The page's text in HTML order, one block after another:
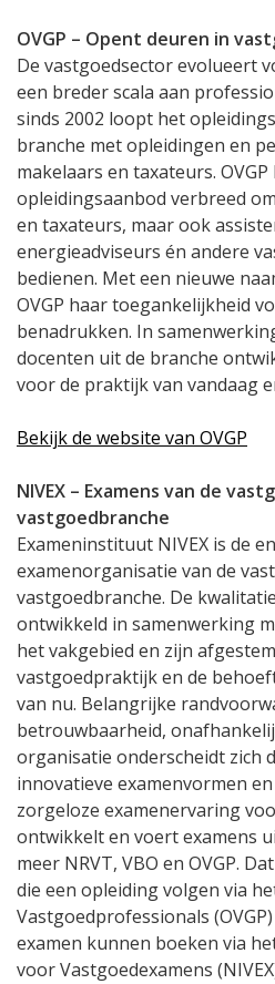
OVGP – Opent deuren in
De vastgoedsector evolueert
een breder scala aan
sinds 2002 loopt het
branche met opleidingen en
makelaars en taxateurs.
opleidingsaanbod verbreed
en taxateurs, maar ook
energieadviseurs én andere
bedienen. Met een nieuwe
OVGP haar toegankelijkheid
benadrukken. In
docenten uit de branche
voor de praktijk van vandaag
Bekijk de website van OVGP
NIVEX – Examens van de
vastgoedbranche
Exameninstituut NIVEX is de
examenorganisatie van de
vastgoedbranche. De
ontwikkeld in samenwerking
het vakgebied en zijn
vastgoedpraktijk en de
van nu. Belangrijke
betrouwbaarheid,
organisatie onderscheidt zich
innovatieve examenvormen
zorgeloze examenervaring
ontwikkelt en voert examens
meer NRVT, VBO en OVGP.
die een opleiding volgen via
Vastgoedprofessionals
examen kunnen boeken via
voor Vastgoedexamens